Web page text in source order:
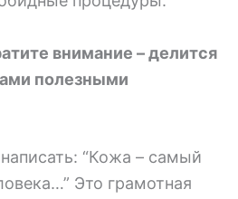
внимание – делится
полезными
“Кожа – самый
Это грамотная